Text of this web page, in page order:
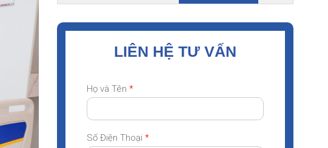
LIÊN HỆ TƯ VẤN
Họ và Tên *
Số Điện Thoại *